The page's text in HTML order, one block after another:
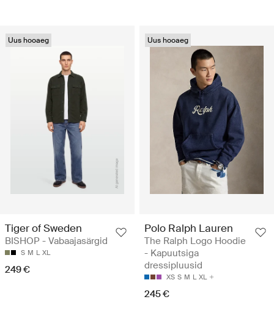
Uus hooaeg
Tiger of Sweden
BISHOP - Vabaajasärgid
S M L XL
249 €
Uus hooaeg
Polo Ralph Lauren
The Ralph Logo Hoodie
- Kapuutsiga
dressipluusid
XS S M L XL
245 €